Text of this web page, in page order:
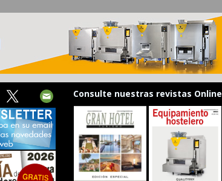
Consulte nuestras revistas Online